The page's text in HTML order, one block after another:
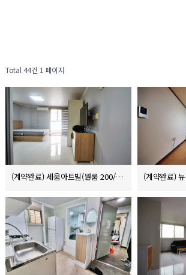
Total 44건 1 페이지
(계약완료) 세움아트빌(원룸 200/115/10)